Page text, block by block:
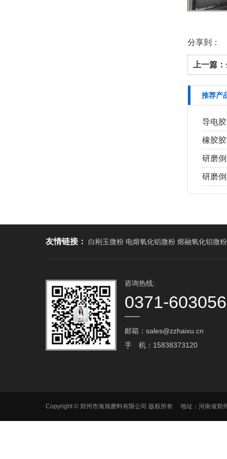
分享到：
上一篇：
推荐产
导电
橡胶
研磨
研磨
友情链接： 白刚玉微粉 电熔氧化铝微粉 熔融氧化铝微粉
咨询热线:
0371-
邮箱：sales@zzhaixu.cn
手 机：15838373120
Copyright © 郑州市海旭磨料有限公司 版权所有 地址：河南省